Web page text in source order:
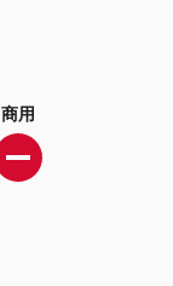
商用